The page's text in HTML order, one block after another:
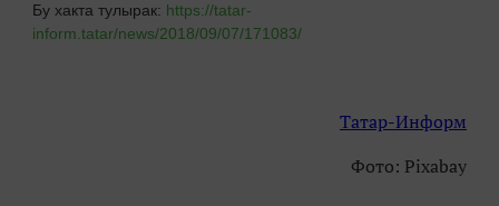
Бу хакта тулырак: https://tatar-
inform.tatar/news/2018/09/07/171083/
Татар-Информ
Фото: Pixabay